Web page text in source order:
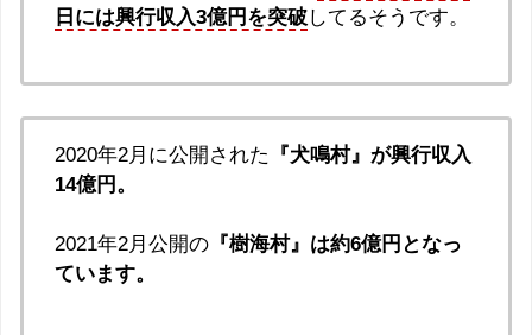
日には興行収入3億円を突破してるそうです。
2020年2月に公開された 『犬鳴村』が興行収入
14億円。
2021年2月公開の『樹海村』は約6億円となっ
ています。